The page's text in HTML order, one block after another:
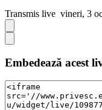
Transmis live vineri, 3
Embedează acest